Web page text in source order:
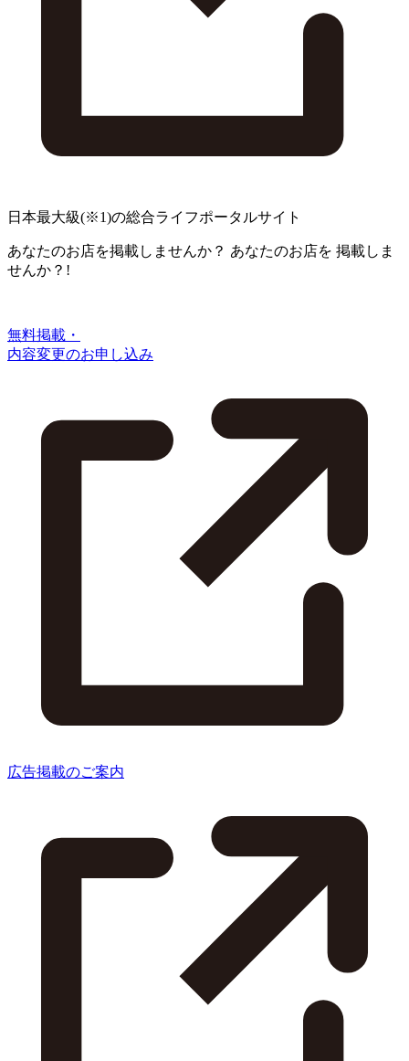
日本最大級(※1)の総合ライフポータルサイト
あなたのお店を掲載しませんか？ あなたのお店を 掲載しま
せんか？!
無料掲載・
内容変更のお申し込み
広告掲載のご案内